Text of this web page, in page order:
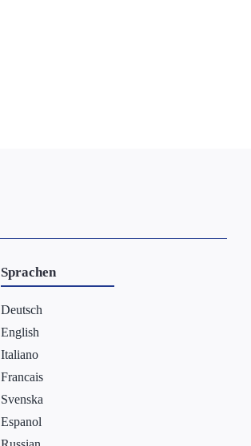
Sprachen
Deutsch
English
Italiano
Francais
Svenska
Espanol